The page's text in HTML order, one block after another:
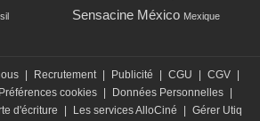
Sensacine México Mexique
| Recrutement | Publicité | CGU | CGV |
Préférences cookies | Données Personnelles |
d'écriture | Les services AlloCiné | Gérer Utiq